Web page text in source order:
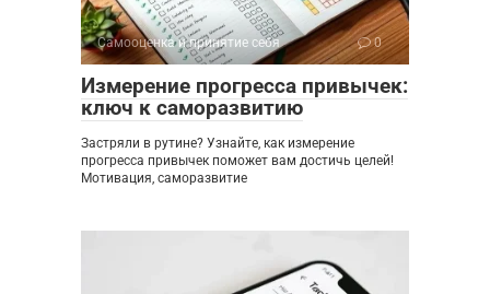
Самооценка и принятие себя 0
Измерение прогресса привычек:
ключ к саморазвитию
Застряли в рутине? Узнайте, как измерение
прогресса привычек поможет вам достичь целей!
Мотивация, саморазвитие